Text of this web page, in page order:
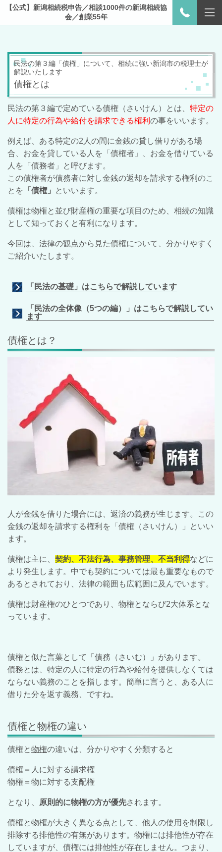
【公式】新潟相続税申告／相談1000件の新潟相続協
会／創業55年
民法の第３編「債権」について、相続に強い新潟市の税理士が
解説いたします
債権とは
民法の第３編で定めている債権（さいけん）とは、 特定の
人に特定の行為や給付を請求できる権利 の事をいいます。
例えば、ある特定の2人の間に金銭の貸し借りがある場
合、お金を貸している人を「債権者」、お金を借りている
人を「債務者」と呼びます。
この債権者が債務者に対し金銭の返却を請求する権利のこ
とを
「債権」 といいます。
債権は物権と並び財産権の重要な項目のため、相続の知識
として知っておくと有利になります。
今回は、法律の観点から見た債権について、分かりやすく
ご紹介いたします。
「民法の基礎」はこちらで解説しています
「民法の全体像（5つの編）」はこちらで解説してい
ます
債権とは？
人が金銭を借りた場合には、返済の義務が生じます。この
金銭の返却を請求する権利を「債権（さいけん）」といい
ます。
債権は主に、 契約、不法行為、事務管理、不当利得などに
より発生します。中でも契約については最も重要なもので
あるとされており、法律の範囲も広範囲に及んでいます。
債権は財産権のひとつであり、物権とならび2大体系とな
っています。
債権と似た言葉として「債務（さいむ）」があります。
債務とは、特定の人に特定の行為や給付を提供しなくては
ならない義務のことを指します。簡単に言うと、ある人に
借りた分を返す義務、ですね。
債権と物権の違い
債権と物権の違いは、分かりやすく分類すると
債権＝人に対する請求権
物権＝物に対する支配権
となり、 原則的に物権の方が優先されます。
債権と物権が大きく異なる点として、他人の使用を制限し
排除する排他性の有無があります。物権には排他性が存在
していますが、債権には排他性が存在しません。つまり、